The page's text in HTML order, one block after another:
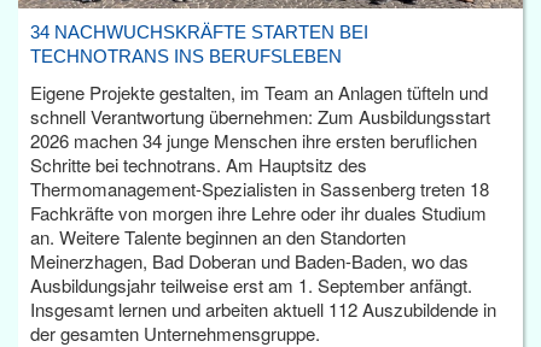
34 NACHWUCHSKRÄFTE STARTEN BEI
TECHNOTRANS INS BERUFSLEBEN
Eigene Projekte gestalten, im Team an Anlagen tüfteln und
schnell Verantwortung übernehmen: Zum Ausbildungsstart
2026 machen 34 junge Menschen ihre ersten beruflichen
Schritte bei technotrans. Am Hauptsitz des
Thermomanagement-Spezialisten in Sassenberg treten 18
Fachkräfte von morgen ihre Lehre oder ihr duales Studium
an. Weitere Talente beginnen an den Standorten
Meinerzhagen, Bad Doberan und Baden-Baden, wo das
Ausbildungsjahr teilweise erst am 1. September anfängt.
Insgesamt lernen und arbeiten aktuell 112 Auszubildende in
der gesamten Unternehmensgruppe.